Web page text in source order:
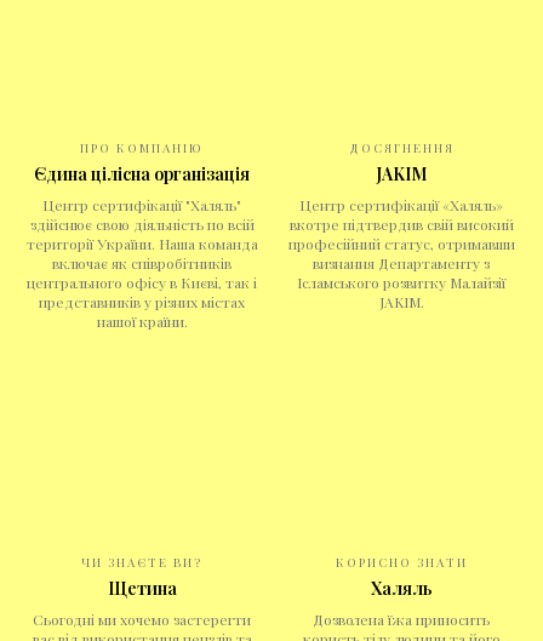
ПРО КОМПАНІЮ
Єдина цілісна організація
Центр сертифікації "Халяль"
здійснює свою діяльність по всій
території України. Наша команда
включає як співробітників
центрального офісу в Києві, так і
представників у різних містах
нашої країни.
ДОСЯГНЕННЯ
JAKIM
Центр сертифікації «Халяль»
вкотре підтвердив свій високий
професійний статус, отримавши
визнання Департаменту з
Ісламського розвитку Малайзії
JAKIM.
ЧИ ЗНАЄТЕ ВИ?
Щетина
Сьогодні ми хочемо застерегти
КОРИСНО ЗНАТИ
Халяль
Дозволена їжа приносить